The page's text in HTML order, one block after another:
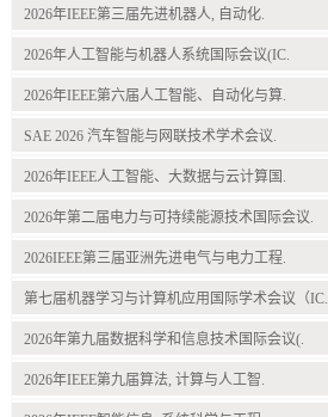
2026年IEEE第三届先进机器人, 自动化.
2026年人工智能与机器人系统国际会议(IC.
2026年IEEE第六届人工智能、自动化与算.
SAE 2026 汽车智能与网联技术学术会议.
2026年IEEE人工智能、大数据与云计算国.
2026年第二届电力与可持续能源技术国际会议.
2026IEEE第三届亚洲先进电气与电力工程.
第七届机器学习与计算机应用国际学术会议（IC.
2026年第九届数据科学和信息技术国际会议(.
2026年IEEE第九届算法, 计算与人工智.